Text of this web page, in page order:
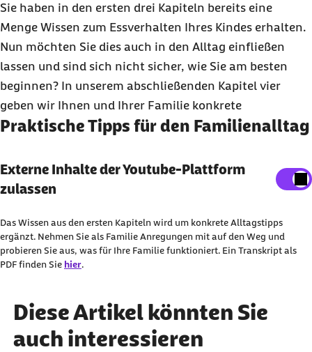
Sie haben in den ersten drei Kapiteln bereits eine
Menge Wissen zum Essverhalten Ihres Kindes erhalten.
Nun möchten Sie dies auch in den Alltag einfließen
lassen und sind sich nicht sicher, wie Sie am besten
beginnen? In unserem abschließenden Kapitel vier
geben wir Ihnen und Ihrer Familie konkrete
Praktische Tipps für den Familienalltag
Externe Inhalte der Youtube-Plattform anzeigen
Sie können an dieser Stelle einstellen, alle externe
Ich bin damit einverstanden, dass personenbezogene
Daten an Drittplattform übermittelt werden. Mehr dazu
Datenschutzerklärung
Externe Inhalte der Youtube-Plattform
zulassen
Das Wissen aus den ersten Kapiteln wird um konkrete Alltagstipps
ergänzt. Nehmen Sie als Familie Anregungen mit auf den Weg und
probieren Sie aus, was für Ihre Familie funktioniert. Ein Transkript als
PDF finden Sie hier.
Diese Artikel könnten Sie
auch interessieren